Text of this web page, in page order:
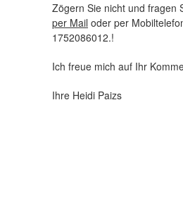
Zögern Sie nicht und fragen
per Mail oder per
1752086012.!
Ich freue mich auf Ihr
Ihre Heidi Paizs